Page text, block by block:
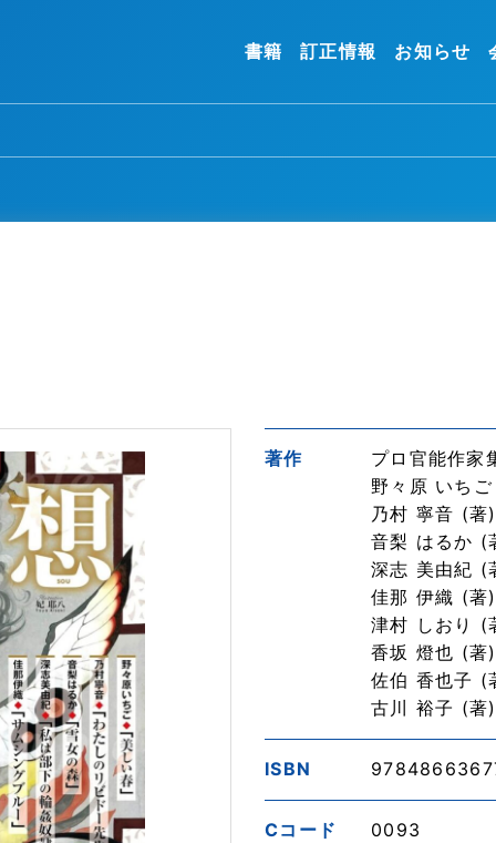
書籍 訂正情報 お知らせ
著作
プロ官能作家
野々原 いち
乃村 寧音 (著)
音梨 はるか (
深志 美由紀 (
佳那 伊織 (著)
津村 しおり (
香坂 燈也 (著)
佐伯 香也子 (
古川 裕子 (著)
ISBN
Cコード 0093